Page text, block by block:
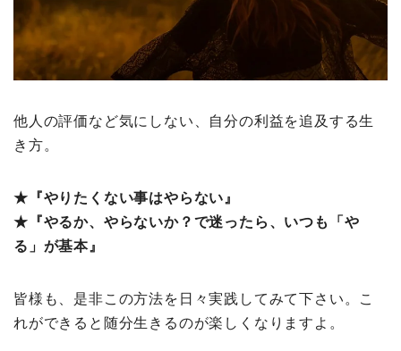
他人の評価など気にしない、自分の利益を追及する生
き方。
★『やりたくない事はやらない』
★『やるか、やらないか？で迷ったら、いつも「や
る」が基本』
皆様も、是非この方法を日々実践してみて下さい。こ
れができると随分生きるのが楽しくなりますよ。